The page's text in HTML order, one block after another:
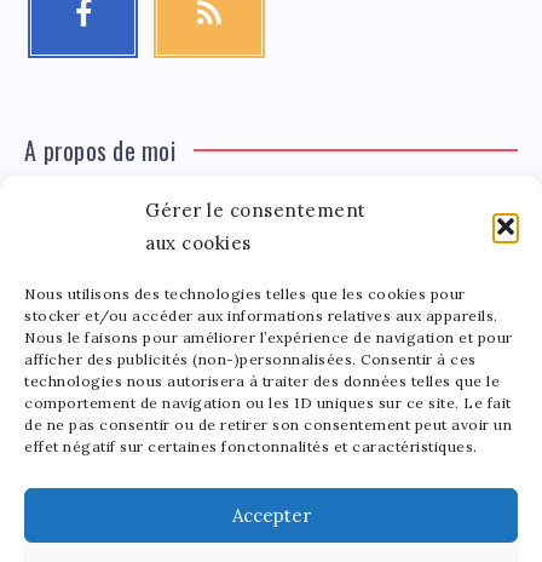
Gérer le consentement
aux cookies
Nous utilisons des technologies telles que les cookies pour
stocker et/ou accéder aux informations relatives aux appareils.
Nous le faisons pour améliorer l’expérience de navigation et pour
afficher des publicités (non-)personnalisées. Consentir à ces
technologies nous autorisera à traiter des données telles que le
comportement de navigation ou les ID uniques sur ce site. Le fait
de ne pas consentir ou de retirer son consentement peut avoir un
effet négatif sur certaines fonctonnalités et caractéristiques.
Accepter
A propos de moi
Tinger
Léa Tinger
Fondatrice
Fondatrice de FortunedeStar.com, je fusionne ma
passion pour les cultures et l'économie des célébrités.
Entre la gestion de mon site et la poterie, je trouve le
bonheur dans l'équilibre de mes activités. Mère d'un
bout de chou de 5 ans, je partage avec lui l'amour de
l'art sous toutes ses formes.